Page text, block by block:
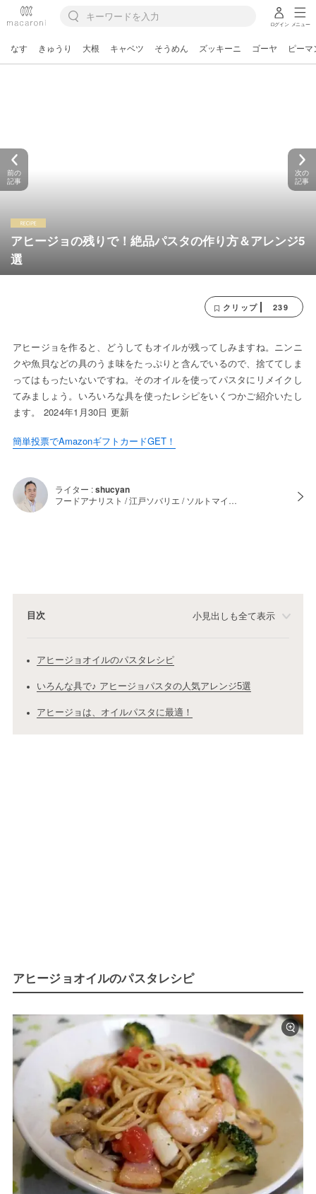
ログイン メニュー
なす きゅうり 大根 キャベツ そうめん ズッキーニ ゴーヤ ピーマ
アヒージョの残りで！絶品パスタの作り方＆アレンジ5
選
前の
記事
次の
記事
クリップ 239
アヒージョを作ると、どうしてもオイルが残ってしみますね。ニンニ
クや魚貝などの具のうま味をたっぷりと含んでいるので、捨ててしま
ってはもったいないですね。そのオイルを使ってパスタにリメイクし
てみましょう。いろいろな具を使ったレシピをいくつかご紹介いたし
ます。 2024年1月30日 更新
簡単投票でAmazonギフトカードGET！
ライター :shucyan
フードアナリスト / 江戸ソバリエ / ソルトマイ…
目次 小見出しも全て表示
アヒージョオイルのパスタレシピ
いろんな具で♪ アヒージョパスタの人気アレンジ5選
アヒージョは、オイルパスタに最適！
アヒージョオイルのパスタレシピ